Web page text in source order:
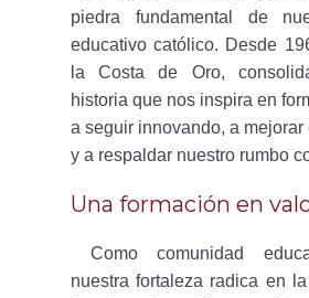
piedra fundamental de
educativo católico. Desde
la Costa de Oro,
historia que nos inspira en
a seguir innovando, a
y a respaldar nuestro rumbo
Una formación en
Como comunidad
nuestra fortaleza radica en